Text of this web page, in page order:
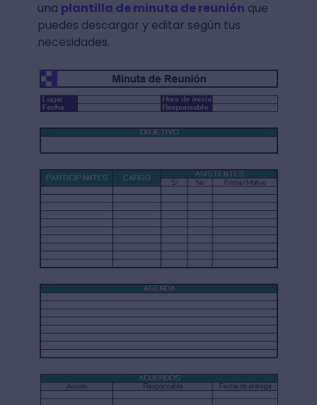
una plantilla de minuta de reunión que
puedes descargar y editar según tus
necesidades.